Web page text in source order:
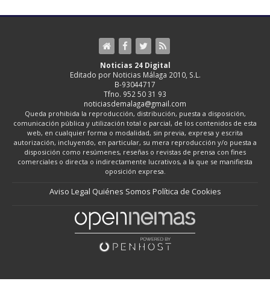
Noticias 24 Digital
Editado por Noticias Málaga 2010, S.L.
B-93044717
Tfno. 952 50 31 93
noticiasdemalaga@gmail.com
Queda prohibida la reproducción, distribución, puesta a disposición,
comunicación pública y utilización total o parcial, de los contenidos de esta
web, en cualquier forma o modalidad, sin previa, expresa y escrita
autorización, incluyendo, en particular, su mera reproducción y/o puesta a
disposición como resúmenes, reseñas o revistas de prensa con fines
comerciales o directa o indirectamente lucrativos, a la que se manifiesta
oposición expresa.
Aviso Legal Quiénes Somos Política de Cookies